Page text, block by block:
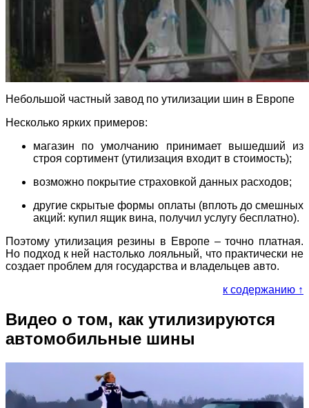
Небольшой частный завод по утилизации шин в Европе
Несколько ярких примеров:
магазин по умолчанию принимает вышедший из
строя сортимент (утилизация входит в стоимость);
возможно покрытие страховкой данных расходов;
другие скрытые формы оплаты (вплоть до смешных
акций: купил ящик вина, получил услугу бесплатно).
Поэтому утилизация резины в Европе – точно платная.
Но подход к ней настолько лояльный, что практически не
создает проблем для государства и владельцев авто.
к содержанию ↑
Видео о том, как утилизируются
автомобильные шины